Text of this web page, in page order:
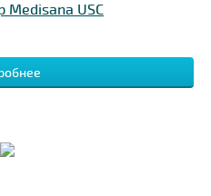
Medisana USC